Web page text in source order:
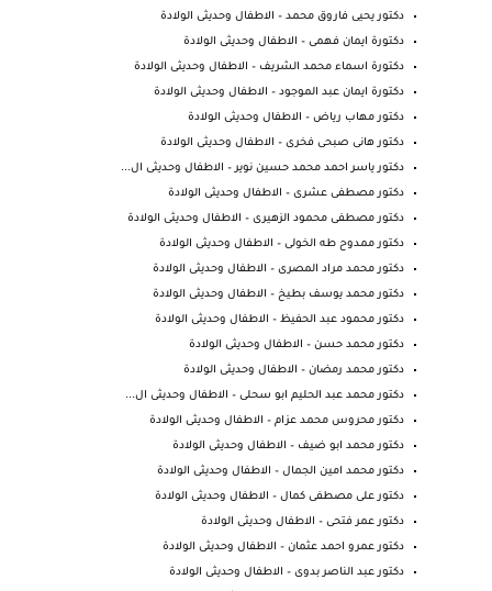
دكتور يحيى فاروق محمد – الاطفال وحديثى الولادة
دكتورة ايمان فهمى – الاطفال وحديثى الولادة
دكتورة اسماء محمد الشريف – الاطفال وحديثى الولادة
دكتورة ايمان عبد الموجود – الاطفال وحديثى الولادة
دكتور مهاب رياض – الاطفال وحديثى الولادة
دكتور هانى صبحى فخرى – الاطفال وحديثى الولادة
دكتور ياسر احمد محمد حسين نوير – الاطفال وحديثى ال...
دكتور مصطفى عشرى – الاطفال وحديثى الولادة
دكتور مصطفى محمود الزهيرى – الاطفال وحديثى الولادة
دكتور ممدوح طه الخولى – الاطفال وحديثى الولادة
دكتور محمد مراد المصرى – الاطفال وحديثى الولادة
دكتور محمد يوسف بطيخ – الاطفال وحديثى الولادة
دكتور محمود عبد الحفيظ – الاطفال وحديثى الولادة
دكتور محمد حسن – الاطفال وحديثى الولادة
دكتور محمد رمضان – الاطفال وحديثى الولادة
دكتور محمد عبد الحليم ابو سحلى – الاطفال وحديثى ال...
دكتور محروس محمد عزام – الاطفال وحديثى الولادة
دكتور محمد ابو ضيف – الاطفال وحديثى الولادة
دكتور محمد امين الجمال – الاطفال وحديثى الولادة
دكتور على مصطفى كمال – الاطفال وحديثى الولادة
دكتور عمر فتحى – الاطفال وحديثى الولادة
دكتور عمرو احمد عثمان – الاطفال وحديثى الولادة
دكتور عبد الناصر بدوى – الاطفال وحديثى الولادة